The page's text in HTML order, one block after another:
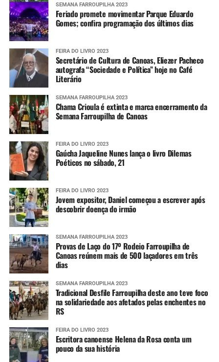
rodovias
Situação das barragens
Aviso e alertas da Defesa Civil estadual
Imagens do radar meteorológico da Defesa
Civil estadual
Alertas
Para aumentar o nível de prevenção, as pessoas podem se
cadastrar para receberem os alertas meteorológicos da
Defesa Civil estadual. Para isso, é necessário enviar o CEP
da localidade por SMS para o número 40199. Em seguida,
uma confirmação é enviada, tornando o número
disponível para receber as informações sempre que elas
forem divulgadas.
Também é possível se cadastrar via aplicativo Whatsapp.
Para ter acesso ao serviço, é necessário se registrar pelo
telefone (61) 2034-4611 ou clicandoaqui. Em seguida, é
preciso interagir com o robô de atendimento enviando
um simples “Oi”.
Após a primeira interação, o usuário pode compartilhar
sua localização atual ou qualquer outra do seu interesse
para, dessa forma, receber as mensagens que serão
encaminhadas pela Defesa Civil estadual.
SEMANA FARROUPILHA 2023
Feriado promete movimentar Parque Eduardo
Gomes; confira programação dos últimos dias
FEIRA DO LIVRO 2023
Secretário de Cultura de Canoas, Eliezer Pacheco
autografa “Sociedade e Política” hoje no Café
Literário
SEMANA FARROUPILHA 2023
Chama Crioula é extinta e marca encerramento da
Semana Farroupilha de Canoas
FEIRA DO LIVRO 2023
Gaúcha Jaqueline Nunes lança o livro Dilemas
Poéticos no sábado, 21
FEIRA DO LIVRO 2023
Jovem expositor, Daniel começou a escrever após
descobrir doença do irmão
SEMANA FARROUPILHA 2023
Provas de Laço do 17º Rodeio Farroupilha de
Canoas reúnem mais de 500 laçadores em três
dias
SEMANA FARROUPILHA 2023
Tradicional Desfile Farroupilha deste ano teve foco
na solidariedade aos afetados pelas enchentes no
RS
FEIRA DO LIVRO 2023
Escritora canoense Helena da Rosa conta um
pouco da sua história